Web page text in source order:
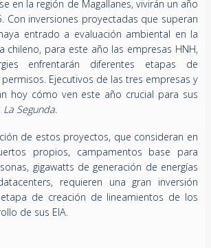
en la región de Magallanes, vivirán un año
Con inversiones proyectadas que superan
entrado a evaluación ambiental en la
chileno, para este año las empresas HNH,
enfrentarán diferentes etapas de
Ejecutivos de las tres empresas y
hoy cómo ven este año crucial para sus
La Segunda.
de estos proyectos, que consideran en
propios, campamentos base para
gigawatts de generación de energías
requieren una gran inversión
de creación de lineamientos de los
de sus EIA.